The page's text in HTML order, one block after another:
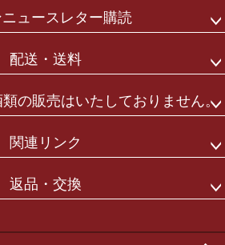
ニュースレター購読
配送・送料
の販売はいたしておりません。
関連リンク
返品・交換